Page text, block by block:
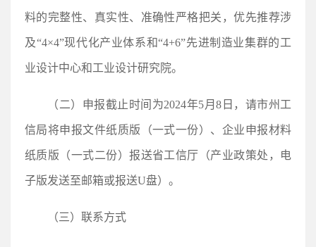
料的完整性、真实性、准确性严格把关，优先推荐涉
及“4×4”现代化产业体系和“4+6”先进制造业集群的工
业设计中心和工业设计研究院。
（二）申报截止时间为2024年5月8日，请市州工
信局将申报文件纸质版（一式一份）、企业申报材料
纸质版（一式二份）报送省工信厅（产业政策处，电
子版发送至邮箱或报送U盘）。
（三）联系方式